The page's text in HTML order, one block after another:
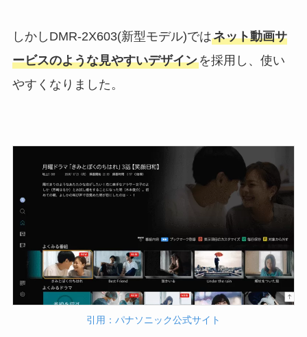
しかしDMR-2X603(新型モデル)ではネット動画サ
ービスのような見やすいデザインを採用し、使い
やすくなりました。
引用：パナソニック公式サイト